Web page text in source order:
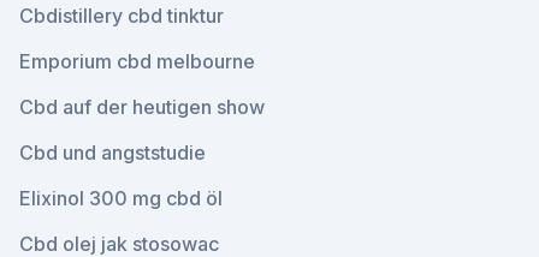
Cbdistillery cbd tinktur
Emporium cbd melbourne
Cbd auf der heutigen show
Cbd und angststudie
Elixinol 300 mg cbd öl
Cbd olej jak stosowac